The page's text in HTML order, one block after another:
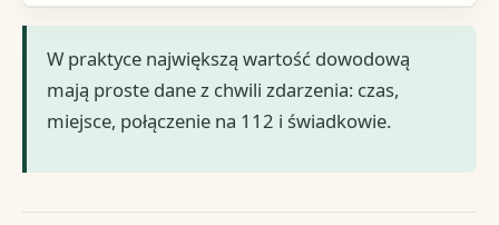
W praktyce największą wartość dowodową
mają proste dane z chwili zdarzenia: czas,
miejsce, połączenie na 112 i świadkowie.